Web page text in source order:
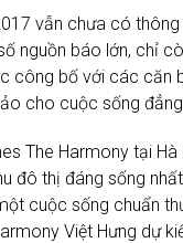
vẫn chưa có
nguồn báo lớn, chỉ
công bố với các căn
cho cuộc sống
The Harmony tại
đô thị đáng sống
cuộc sống chuẩn
Việt Hưng dự